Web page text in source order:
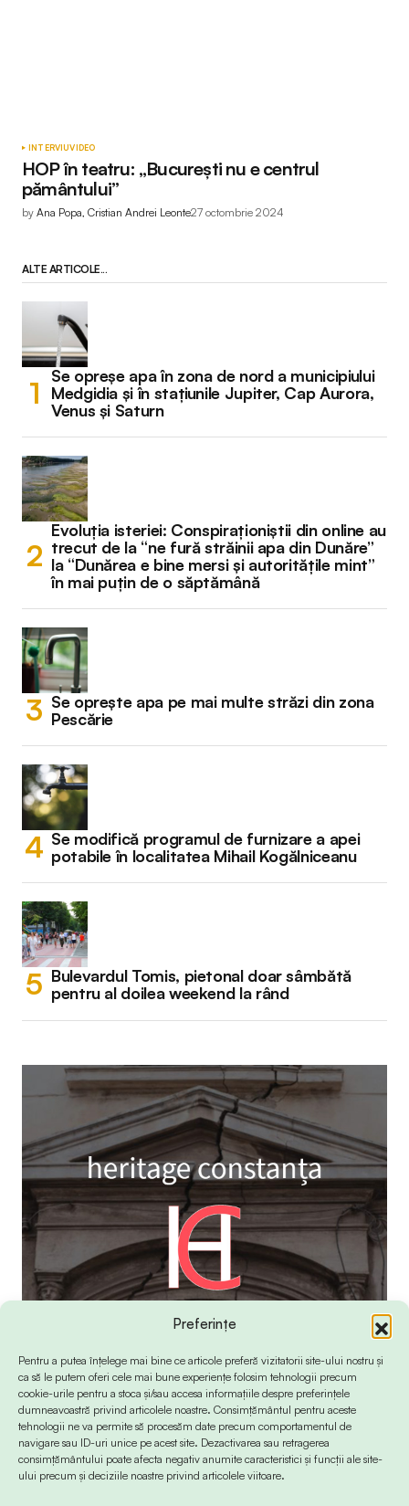
Preferințe
Pentru a putea înțelege mai bine ce articole preferă vizitatorii site-ului nostru și
ca să le putem oferi cele mai bune experiențe folosim tehnologii precum
cookie-urile pentru a stoca și/sau accesa informațiile despre preferințele
dumneavoastră privind articolele noastre. Consimțământul pentru aceste
tehnologii ne va permite să procesăm date precum comportamentul de
navigare sau ID-uri unice pe acest site. Dezactivarea sau retragerea
consimțământului poate afecta negativ anumite caracteristici și funcții ale site-
ului precum și deciziile noastre privind articolele viitoare.
INTERVIUVIDEO
HOP în teatru: „București nu e centrul
pământului”
by Ana Popa, Cristian Andrei Leonte27 octombrie 2024
ALTE ARTICOLE...
Se opreșe apa în zona de nord a municipiului
Medgidia și în stațiunile Jupiter, Cap Aurora,
Venus și Saturn
Evoluția isteriei: Conspiraționiștii din online au
trecut de la “ne fură străinii apa din Dunăre”
la “Dunărea e bine mersi și autoritățile mint”
în mai puțin de o săptămână
Se oprește apa pe mai multe străzi din zona
Pescărie
Se modifică programul de furnizare a apei
potabile în localitatea Mihail Kogălniceanu
Bulevardul Tomis, pietonal doar sâmbătă
pentru al doilea weekend la rând